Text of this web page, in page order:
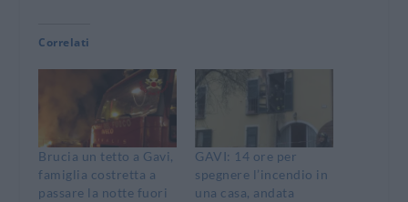
Correlati
Brucia un tetto a Gavi,
famiglia costretta a
passare la notte fuori
GAVI: 14 ore per
spegnere l’incendio in
una casa, andata